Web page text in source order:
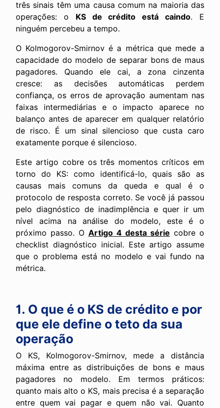
três sinais têm uma causa comum na maioria das
operações: o KS de crédito está caindo. E
ninguém percebeu a tempo.
O Kolmogorov-Smirnov é a métrica que mede a
capacidade do modelo de separar bons de maus
pagadores. Quando ele cai, a zona cinzenta
cresce: as decisões automáticas perdem
confiança, os erros de aprovação aumentam nas
faixas intermediárias e o impacto aparece no
balanço antes de aparecer em qualquer relatório
de risco. É um sinal silencioso que custa caro
exatamente porque é silencioso.
Este artigo cobre os três momentos críticos em
torno do KS: como identificá-lo, quais são as
causas mais comuns da queda e qual é o
protocolo de resposta correto. Se você já passou
pelo diagnóstico de inadimplência e quer ir um
nível acima na análise do modelo, este é o
próximo passo. O Artigo 4 desta série cobre o
checklist diagnóstico inicial. Este artigo assume
que o problema está no modelo e vai fundo na
métrica.
1. O que é o KS de crédito e por
que ele define o teto da sua
operação
O KS, Kolmogorov-Smirnov, mede a distância
máxima entre as distribuições de bons e maus
pagadores no modelo. Em termos práticos:
quanto mais alto o KS, mais precisa é a separação
entre quem vai pagar e quem não vai. Quanto